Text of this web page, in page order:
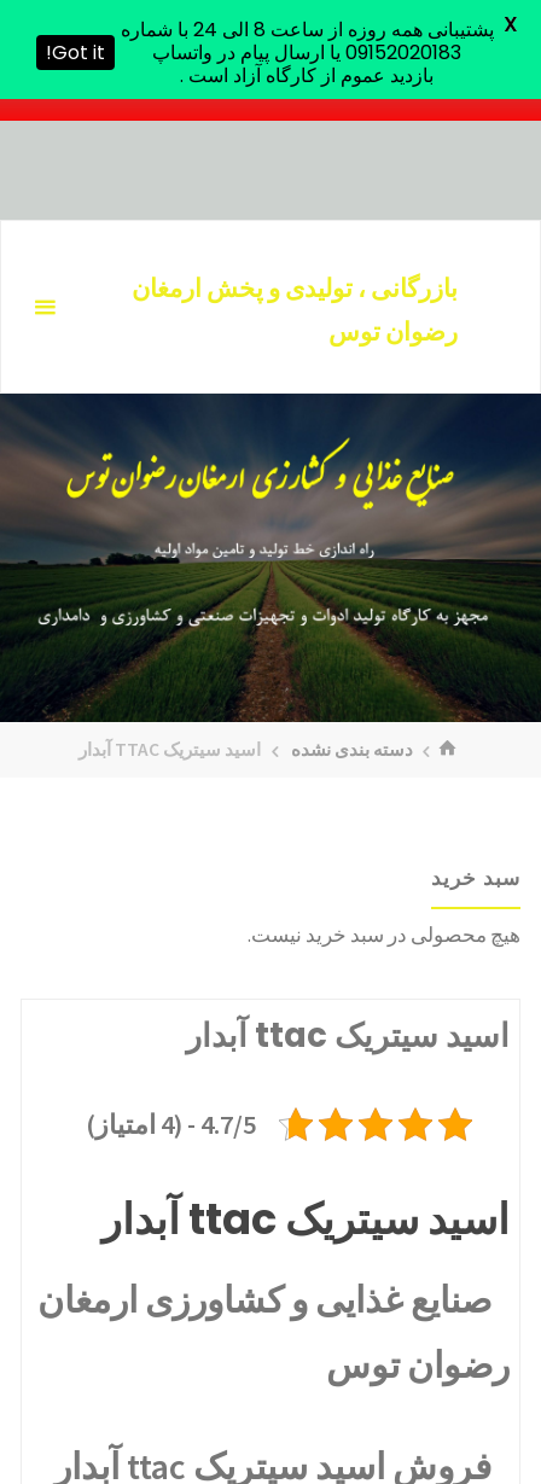
ارسال پیام در واتساپ بازدید عموم از کارگاه آزاد است .
بازرگانی ، تولیدی و پخش ارمغان
رضوان توس
خانهدسته بندی نشده اسید سیتریک TTAC آبدار
سبد خرید
هیچ محصولی در سبد خرید نیست.
اسید سیتریک ttac آبدار
4.7/5 - (4 امتیاز)
اسید سیتریک ttac آبدار
صنایع غذایی و کشاورزی ارمغان
رضوان توس
فروش اسید سیتریک ttac آبدار
پشتیبانی همه روزه از ساعت 8 الی 24 با شماره
09152020183 یا ارسال پیام در واتساپ
بازدید عموم از کارگاه آزاد است .
Got it!
X